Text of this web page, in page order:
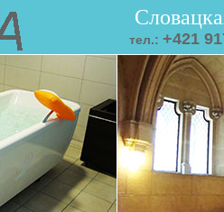
тел.: +421